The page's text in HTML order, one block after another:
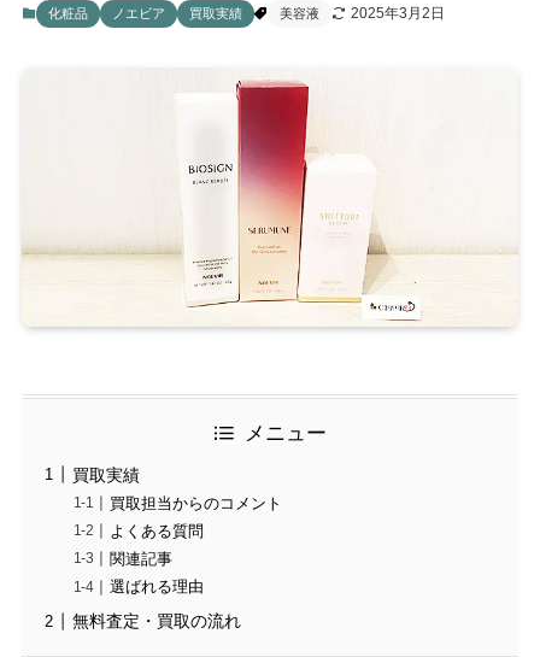
化粧品 ノエビア 買取実績 美容液 2025年3月2日
メニュー
買取実績
買取担当からのコメント
よくある質問
関連記事
選ばれる理由
無料査定・買取の流れ